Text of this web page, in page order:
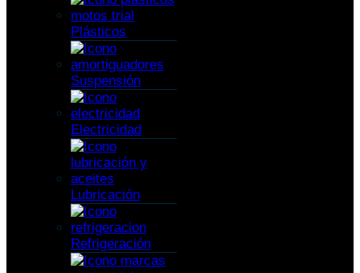
Plásticos
Suspensión
Electricidad
Lubricación
Refrigeración